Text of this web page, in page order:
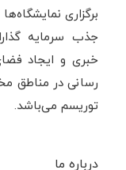
برگزاری
جذب سرمایه
خبری و ایجاد
رسانی در مناطق
توریسم می‌باشد.
درباره ما